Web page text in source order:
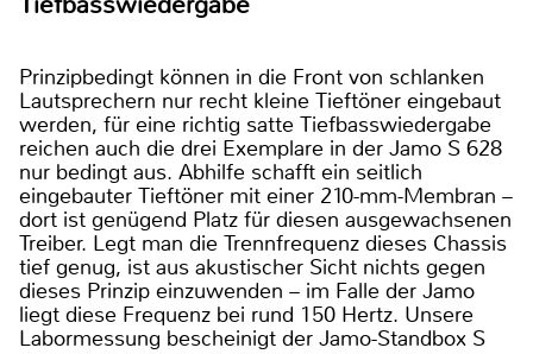
Prinzipbedingt können in die Front von schlanken
Lautsprechern nur recht kleine Tieftöner eingebaut
werden, für eine richtig satte Tiefbasswiedergabe
reichen auch die drei Exemplare in der Jamo S 628
nur bedingt aus. Abhilfe schafft ein seitlich
eingebauter Tieftöner mit einer 210-mm-Membran –
dort ist genügend Platz für diesen ausgewachsenen
Treiber. Legt man die Trennfrequenz dieses Chassis
tief genug, ist aus akustischer Sicht nichts gegen
dieses Prinzip einzuwenden – im Falle der Jamo
liegt diese Frequenz bei rund 150 Hertz. Unsere
Labormessung bescheinigt der Jamo-Standbox S